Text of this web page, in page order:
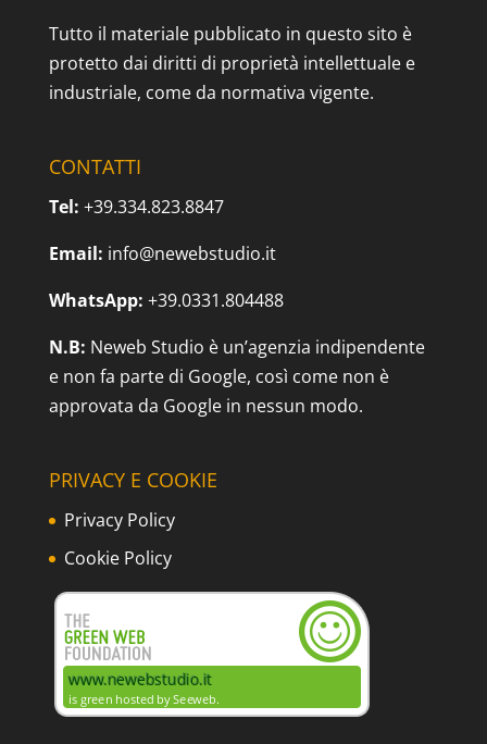
Tutto il materiale pubblicato in questo sito è
protetto dai diritti di proprietà intellettuale e
industriale, come da normativa vigente.
CONTATTI
Tel: +39.334.823.8847
Email: info@newebstudio.it
WhatsApp: +39.0331.804488
N.B: Neweb Studio è un’agenzia indipendente
e non fa parte di Google, così come non è
approvata da Google in nessun modo.
PRIVACY E COOKIE
Privacy Policy
Cookie Policy